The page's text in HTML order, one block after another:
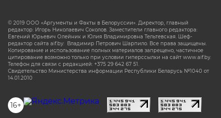
© 2019 ООО «Аргументы и Факты в Белоруссии». Директор, главный
редактор: Игорь Николаевич Соколов. Заместители главного редактора:
Евгений Юрьевич Олейник и Юлия Владимировна Тельтевская. Шеф-
редактор сайта aif.by: Владимир Петрович Шарпило. Все права защищены.
Копирование и использование полных материалов запрещено, частичное
цитирование возможно только при условии гиперссылки на сайт www.aif.by.
Телефон для связи с редакцией: +375 29 642 67 51.
Свидетельство Министерства информации Республики Беларусь №1040 от
14.01.2010
16+